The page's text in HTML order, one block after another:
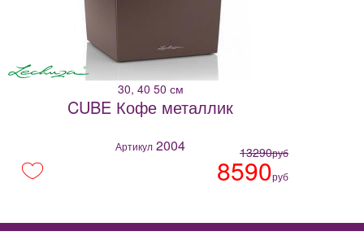
30, 40 50 см
CUBE Кофе металлик
Артикул 2004 13290руб
8590руб